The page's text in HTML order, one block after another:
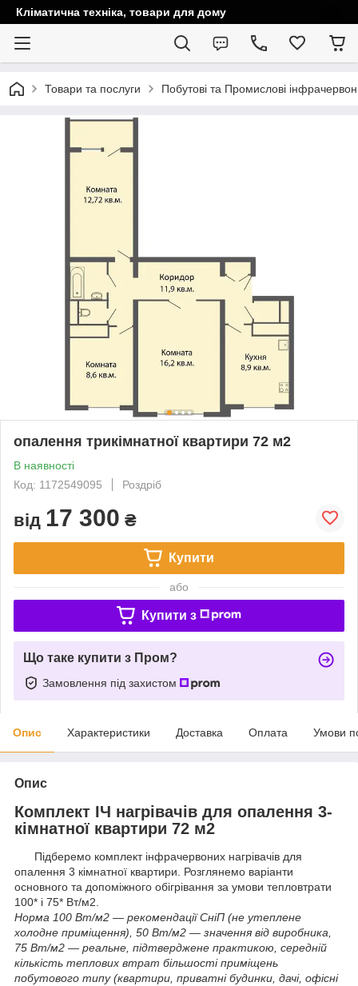
Кліматична техніка, товари для дому
Товари та послуги Побутові та Промислові інфрачервоні
опалення трикімнатної квартири 72 м2
В наявності
Код: 1172549095
Роздріб
від 17 300 ₴
Купити
або
Купити з
Що таке купити з Пром?
Замовлення під захистом
Опис Характеристики Доставка Оплата Умови
Опис
Комплект ІЧ нагрівачів для опалення 3-
кімнатної квартири 72 м2
Підберемо комплект інфрачервоних нагрівачів для
опалення 3 кімнатної квартири. Розглянемо варіанти
основного та допоміжного обігрівання за умови тепловтрати
100* і 75* Вт/м2.
Норма 100 Вт/м2 — рекомендації СніП (не утеплене
холодне приміщення), 50 Вт/м2 — значення від виробника,
75 Вт/м2 — реальне, підтверджене практикою, середній
кількість теплових втрат більшості приміщень
побутового типу (квартири, приватні будинки, дачі, офісні